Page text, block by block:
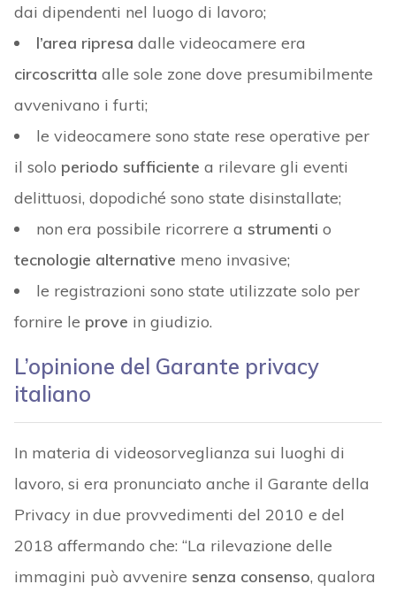
dai dipendenti nel luogo di lavoro;
l’area ripresa dalle videocamere era
circoscritta alle sole zone dove presumibilmente
avvenivano i furti;
le videocamere sono state rese operative per
il solo periodo sufficiente a rilevare gli eventi
delittuosi, dopodiché sono state disinstallate;
non era possibile ricorrere a strumenti o
tecnologie alternative meno invasive;
le registrazioni sono state utilizzate solo per
fornire le prove in giudizio.
L’opinione del Garante privacy
italiano
In materia di videosorveglianza sui luoghi di
lavoro, si era pronunciato anche il Garante della
Privacy in due provvedimenti del 2010 e del
2018 affermando che: “La rilevazione delle
immagini può avvenire senza consenso, qualora